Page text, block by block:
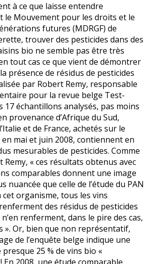
à ce que laisse entendre
le Mouvement pour les droits et le
futures (MDRGF) de
trouver des pesticides dans des
bio ne semble pas être très
tout cas ce que vient de démontrer
présence de résidus de pesticides
par Robert Remy, responsable
pour la revue belge Test-
17 échantillons analysés, pas moins
provenance d’Afrique du Sud,
et de France, achetés sur le
mai et juin 2008, contiennent en
mesurables de pesticides. Comme
Remy, « ces résultats obtenus avec
comparables donnent une image
nuancée que celle de l’étude du PAN
cet organisme, tous les vins
des résidus de pesticides
renferment, dans le pire des cas,
». Or, bien que non représentatif,
de l’enquête belge indique une
presque 25 % de vins bio «